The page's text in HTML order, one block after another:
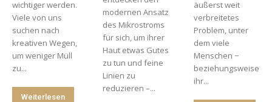
wichtiger werden.
Viele von uns
suchen nach
kreativen Wegen,
um weniger Müll
zu...
Weiterlesen
modernen Ansatz
des Mikrostroms
für sich, um ihrer
Haut etwas Gutes
zu tun und feine
Linien zu
reduzieren –...
äußerst weit
verbreitetes
Problem, unter
dem viele
Menschen −
beziehungsweise
ihr...